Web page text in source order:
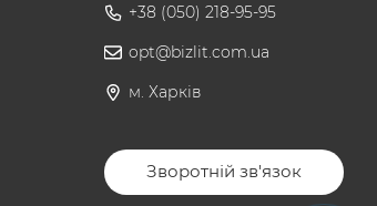
+38 (050) 218-95-95
opt@bizlit.com.ua
м. Харків
Зворотній зв'язок